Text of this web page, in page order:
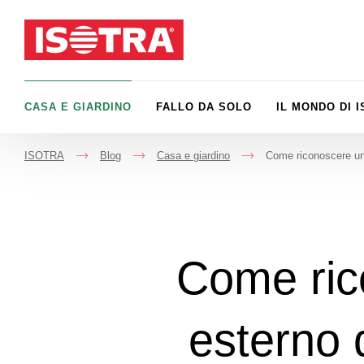
CASA E GIARDINO FALLO DA SOLO IL MONDO DI
ISOTRA
->
Blog
->
Casa e giardino
->
Come riconoscere
Come
esterno